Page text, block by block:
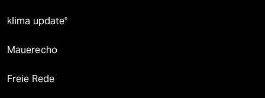
klima update°
Mauerecho
Freie Rede